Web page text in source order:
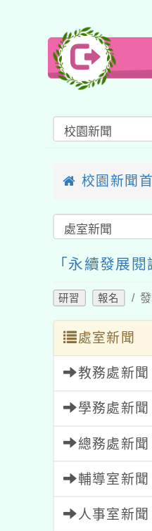
校園新聞
「永續發展
研習 報名 /
處室新聞
教務處新聞
學務處新聞
總務處新聞
輔導室新聞
人事室新聞